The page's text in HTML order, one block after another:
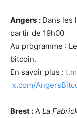
Angers : Dans les
partir de 19h00
Au programme :
bitcoin.
En savoir plus :
x.com/
Brest : A La